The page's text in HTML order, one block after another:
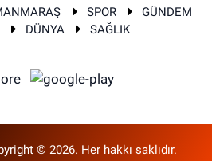
SPOR
GÜNDEM
DÜNYA
SAĞLIK
© 2026. Her hakkı saklıdır.